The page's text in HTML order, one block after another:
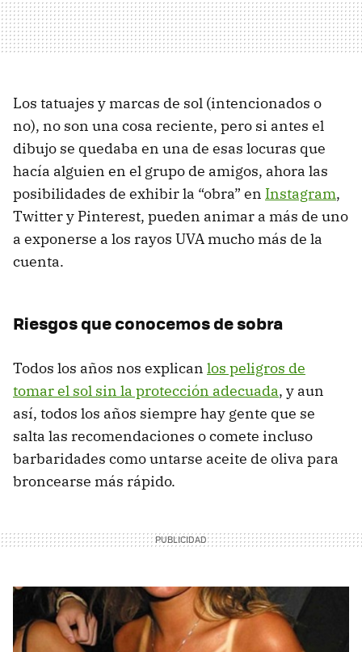
Los tatuajes y marcas de sol (intencionados o
no), no son una cosa reciente, pero si antes el
dibujo se quedaba en una de esas locuras que
hacía alguien en el grupo de amigos, ahora las
posibilidades de exhibir la “obra” en Instagram,
Twitter y Pinterest, pueden animar a más de uno
a exponerse a los rayos UVA mucho más de la
cuenta.
Riesgos que conocemos de sobra
Todos los años nos explican los peligros de
tomar el sol sin la protección adecuada, y aun
así, todos los años siempre hay gente que se
salta las recomendaciones o comete incluso
barbaridades como untarse aceite de oliva para
broncearse más rápido.